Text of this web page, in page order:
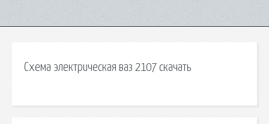
Схема электрическая ваз 2107 скачать